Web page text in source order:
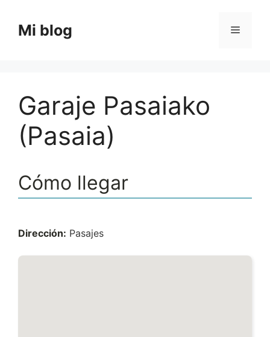
contenido
Mi blog Menú
Garaje Pasaiako
(Pasaia)
Cómo llegar
Dirección: Pasajes